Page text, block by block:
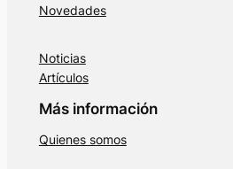
Novedades
Noticias
Artículos
Más información
Quienes somos